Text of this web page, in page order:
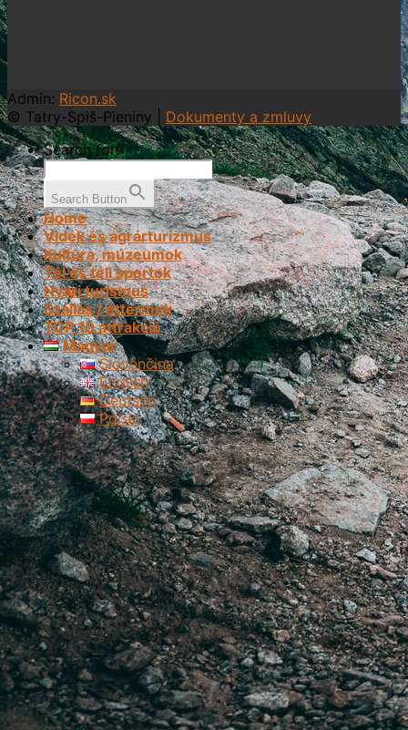
Admin: Ricon.sk
© Tatry-Spiš-Pieniny | Dokumenty a zmluvy
Search for:
Search Button
Home
Vidék és agrárturizmus
Kultúra, múzeumok
Tél és téli sportok
Nyari turismus
Szállás / éttermek
TOP 10 attrakció
Magyar
Slovenčina
English
Deutsch
Polski